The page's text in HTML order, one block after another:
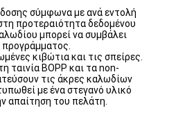
σύμφωνα με ανά εντολή
προτεραιότητα δεδομένου
μπορεί να συμβάλει
κιβώτια και τις σπείρες.
ταινία BOPP και τα non-
τις άκρες καλωδίων
με ένα στεγανό υλικό
απαίτηση του πελάτη.